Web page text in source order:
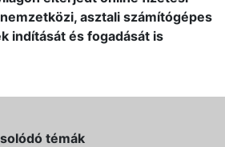
asztali számítógépes
indítását és fogadását is
témák